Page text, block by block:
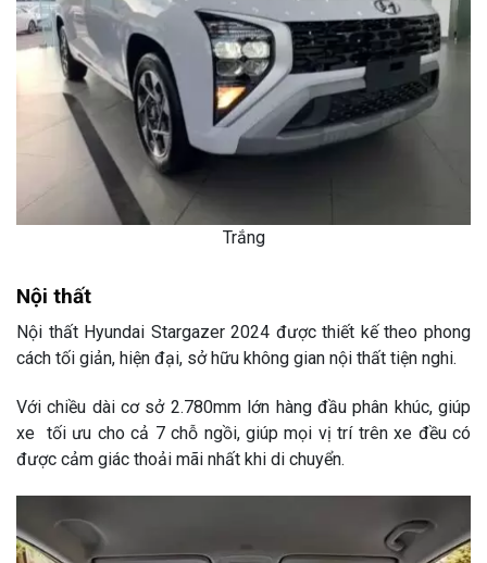
Trắng
Nội thất
Nội thất Hyundai Stargazer 2024 được thiết kế theo phong
cách tối giản, hiện đại, sở hữu không gian nội thất tiện nghi.
Với chiều dài cơ sở 2.780mm lớn hàng đầu phân khúc, giúp
xe tối ưu cho cả 7 chỗ ngồi, giúp mọi vị trí trên xe đều có
được cảm giác thoải mãi nhất khi di chuyển.